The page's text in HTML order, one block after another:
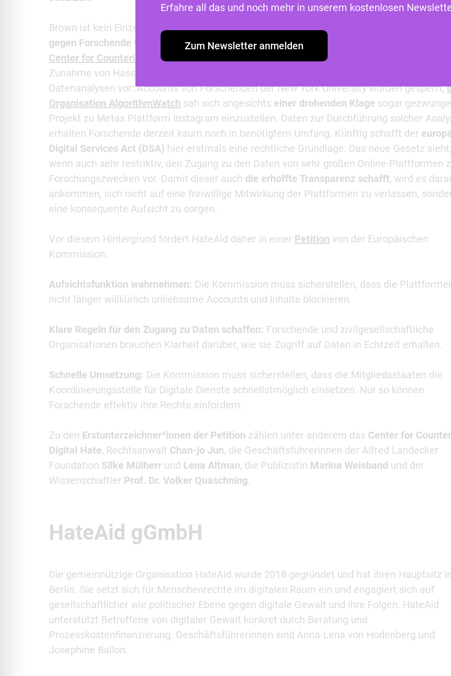
Brown ist kein Einzelfall. Social-Media-Plattformen gehen schon seit einiger Zeit
gegen Forschende vor
. So klagt X etwa in den USAgegen die Nichtregierungsorganisation
Center for Countering Digital Hate
wegen der Veröffentlichung mehrerer Berichte, die eine
Zunahme von Hassrede auf der Plattform aufzeigen. Auch Meta ging vor einigen Jahren
Datenanalysen vor: Accounts von Forschenden der New York University wurden gesperrt,
Organisation AlgorithmWatch sah sich angesichts einer drohenden Klage sogar
Projekt zu Metas Plattform Instagram einzustellen. Daten zur Durchführung solcher
erhalten Forschende derzeit kaum noch in benötigtem Umfang. Künftig schafft der
Digital Services Act (DSA) hier erstmals eine rechtliche Grundlage: Das neue Gesetz sieht,
wenn auch sehr restriktiv, den Zugang zu den Daten von sehr großen Online-Plattformen
Forschungszwecken vor. Damit dieser auch die erhoffte Transparenz schafft, wird es
ankommen, sich nicht auf eine freiwillige Mitwirkung der Plattformen zu verlassen,
eine konsequente Aufsicht zu sorgen.
Vor diesem Hintergrund fordert HateAid daher in einer Petition von der Europäischen
Kommission:
Aufsichtsfunktion wahrnehmen: Die Kommission muss sicherstellen, dass die
nicht länger willkürlich unliebsame Accounts und Inhalte blockieren.
Klare Regeln für den Zugang zu Daten schaffen: Forschende und zivilgesellschaftliche
Organisationen brauchen Klarheit darüber, wie sie Zugriff auf Daten in Echtzeit erhalten.
Schnelle Umsetzung: Die Kommission muss sicherstellen, dass die Mitgliedsstaaten die
Koordinierungsstelle für Digitale Dienste schnellstmöglich einsetzen. Nur so können
Forschende effektiv ihre Rechte einfordern.
Zu den Erstunterzeichner*innen der Petition zählen unter anderem das Center for
Digital Hate, Rechtsanwalt Chan-jo Jun, die Geschäftsführerinnen der Alfred Landecker
Foundation Silke Mülherr und Lena Altman, die Publizistin Marina Weisband und der
Wissenschaftler Prof. Dr. Volker Quaschning.
HateAid gGmbH
Die gemeinnützige Organisation HateAid wurde 2018 gegründet und hat ihren Hauptsitz
Berlin. Sie setzt sich für Menschenrechte im digitalen Raum ein und engagiert sich auf
gesellschaftlicher wie politischer Ebene gegen digitale Gewalt und ihre Folgen. HateAid
unterstützt Betroffene von digitaler Gewalt konkret durch Beratung und
Prozesskostenfinanzierung. Geschäftsführerinnen sind Anna-Lena von Hodenberg und
Josephine Ballon.
Erfahre all das und noch mehr in unserem kostenlosen
Zum Newsletter anmelden